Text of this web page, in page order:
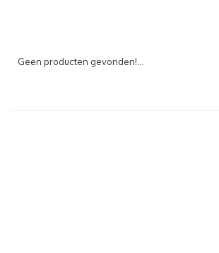
Geen producten gevonden!...